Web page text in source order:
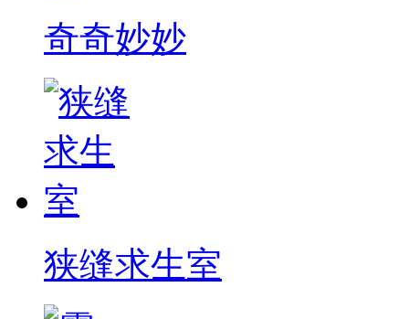
奇奇妙妙
狭缝求生室